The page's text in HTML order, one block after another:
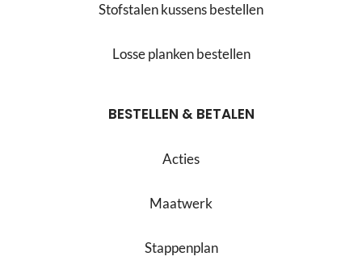
Stofstalen kussens bestellen
Losse planken bestellen
BESTELLEN & BETALEN
Acties
Maatwerk
Stappenplan